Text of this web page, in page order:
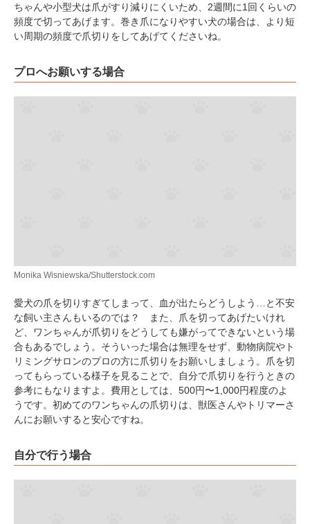
ちゃんや小型犬は爪がすり減りにくいため、2週間に1回くらいの
頻度で切ってあげます。巻き爪になりやすい犬の場合は、より短
い周期の頻度で爪切りをしてあげてくださいね。
プロへお願いする場合
Monika Wisniewska/Shutterstock.com
愛犬の爪を切りすぎてしまって、血が出たらどうしよう…と不安
な飼い主さんもいるのでは？ また、爪を切ってあげたいけれ
ど、ワンちゃんが爪切りをどうしても嫌がってできないという場
合もあるでしょう。そういった場合は無理をせず、動物病院やト
リミングサロンのプロの方に爪切りをお願いしましょう。爪を切
ってもらっている様子を見ることで、自分で爪切りを行うときの
参考にもなりますよ。費用としては、500円〜1,000円程度のよ
うです。初めてのワンちゃんの爪切りは、獣医さんやトリマーさ
んにお願いすると安心ですね。
自分で行う場合